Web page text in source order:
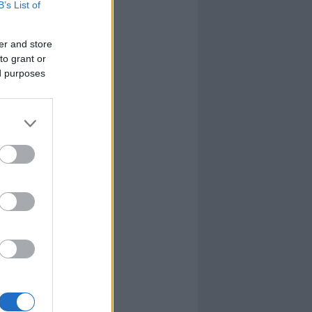
List of
and store
grant or
purposes
falunk
közt
Central
TV
Abbey
sorozat